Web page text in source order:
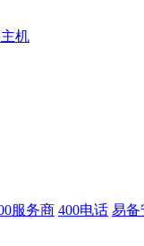
机
服务商 400电话 易备